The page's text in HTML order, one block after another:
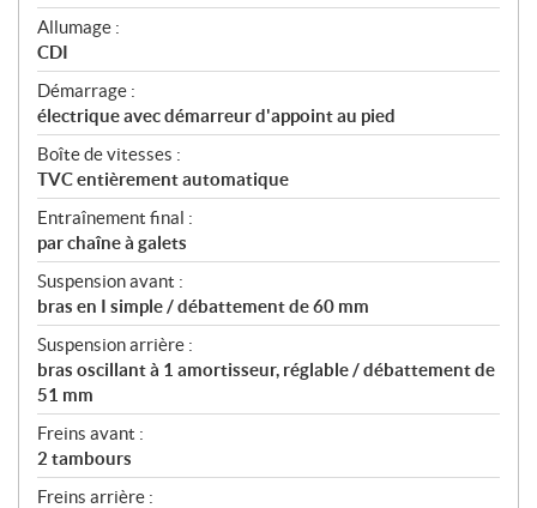
Allumage :
CDI
Démarrage :
électrique avec démarreur d'appoint au pied
Boîte de vitesses :
TVC entièrement automatique
Entraînement final :
par chaîne à galets
Suspension avant :
bras en I simple / débattement de 60 mm
Suspension arrière :
bras oscillant à 1 amortisseur, réglable / débattement de
51 mm
Freins avant :
2 tambours
Freins arrière :